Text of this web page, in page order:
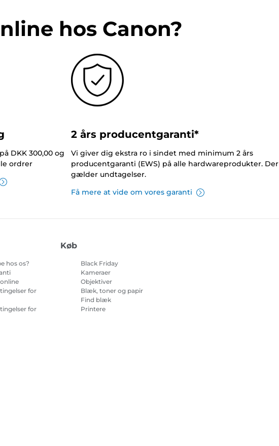
hos Canon?
DKK 300,00 og
ordrer
2 års producentgaranti*
Vi giver dig ekstra ro i sindet med minimum 2 års
producentgaranti (EWS) på alle hardwareprodukter. Der
gælder undtagelser.
Få mere at vide om vores garanti
hos os?
for
for
Køb
Black Friday
Kameraer
Objektiver
Blæk, toner og papir
Find blæk
Printere